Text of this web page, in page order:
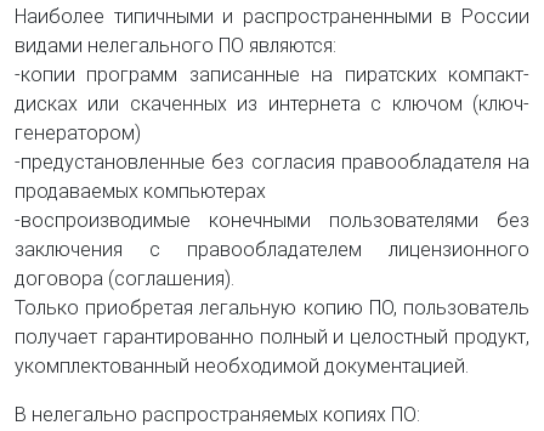
Наиболее типичными и распространенными в России
видами нелегального ПО являются:
-копии программ записанные на пиратских компакт-
дисках или скаченных из интернета с ключом (ключ-
генератором)
-предустановленные без согласия правообладателя на
продаваемых компьютерах
-воспроизводимые конечными пользователями без
заключения с правообладателем лицензионного
договора (соглашения).
Только приобретая легальную копию ПО, пользователь
получает гарантированно полный и целостный продукт,
укомплектованный необходимой документацией.
В нелегально распространяемых копиях ПО: